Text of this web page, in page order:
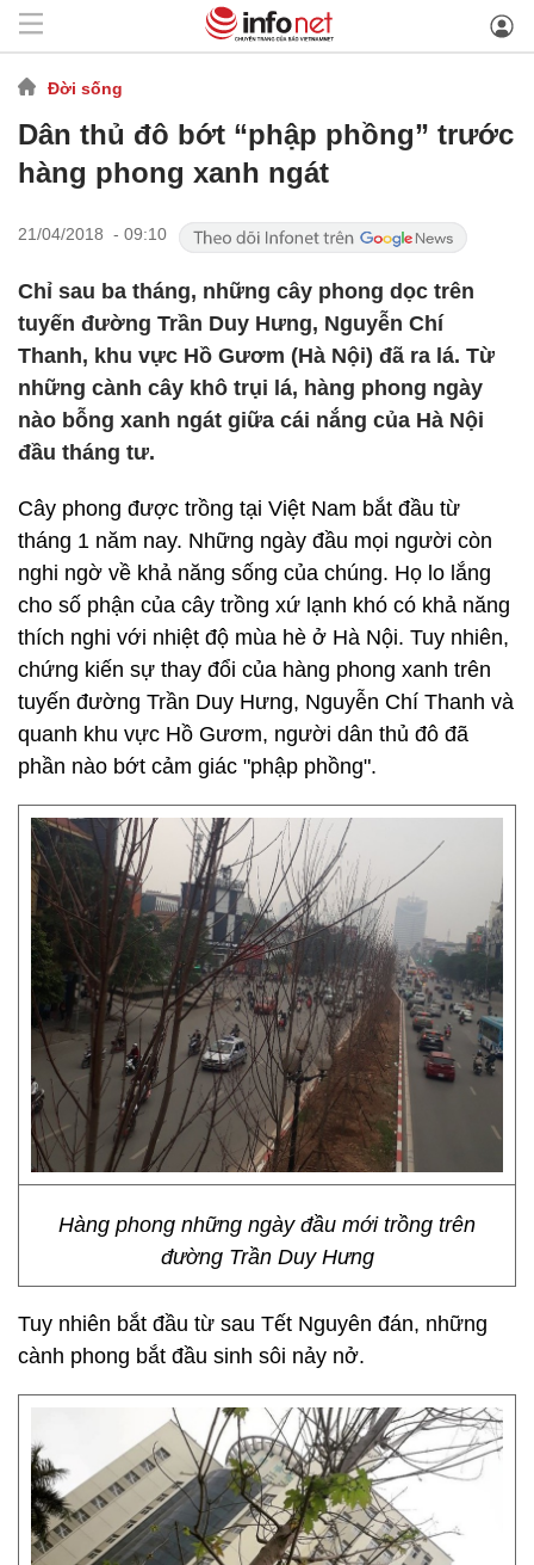
Đời sống
Dân thủ đô bớt “phập phồng” trước
hàng phong xanh ngát
21/04/2018 - 09:10
Chỉ sau ba tháng, những cây phong dọc trên
tuyến đường Trần Duy Hưng, Nguyễn Chí
Thanh, khu vực Hồ Gươm (Hà Nội) đã ra lá. Từ
những cành cây khô trụi lá, hàng phong ngày
nào bỗng xanh ngát giữa cái nắng của Hà Nội
đầu tháng tư.
Cây phong được trồng tại Việt Nam bắt đầu từ
tháng 1 năm nay. Những ngày đầu mọi người còn
nghi ngờ về khả năng sống của chúng. Họ lo lắng
cho số phận của cây trồng xứ lạnh khó có khả năng
thích nghi với nhiệt độ mùa hè ở Hà Nội. Tuy nhiên,
chứng kiến sự thay đổi của hàng phong xanh trên
tuyến đường Trần Duy Hưng, Nguyễn Chí Thanh và
quanh khu vực Hồ Gươm, người dân thủ đô đã
phần nào bớt cảm giác "phập phồng".
Hàng phong những ngày đầu mới trồng trên
đường Trần Duy Hưng
Tuy nhiên bắt đầu từ sau Tết Nguyên đán, những
cành phong bắt đầu sinh sôi nảy nở.